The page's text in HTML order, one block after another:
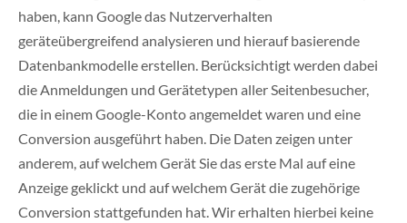
haben, kann Google das Nutzerverhalten
geräteübergreifend analysieren und hierauf basierende
Datenbankmodelle erstellen. Berücksichtigt werden dabei
die Anmeldungen und Gerätetypen aller Seitenbesucher,
die in einem Google-Konto angemeldet waren und eine
Conversion ausgeführt haben. Die Daten zeigen unter
anderem, auf welchem Gerät Sie das erste Mal auf eine
Anzeige geklickt und auf welchem Gerät die zugehörige
Conversion stattgefunden hat. Wir erhalten hierbei keine